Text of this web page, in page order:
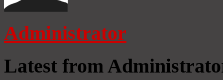
Administrator
Latest from